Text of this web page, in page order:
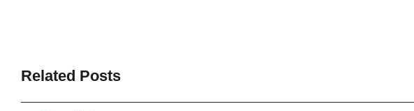
Related Posts